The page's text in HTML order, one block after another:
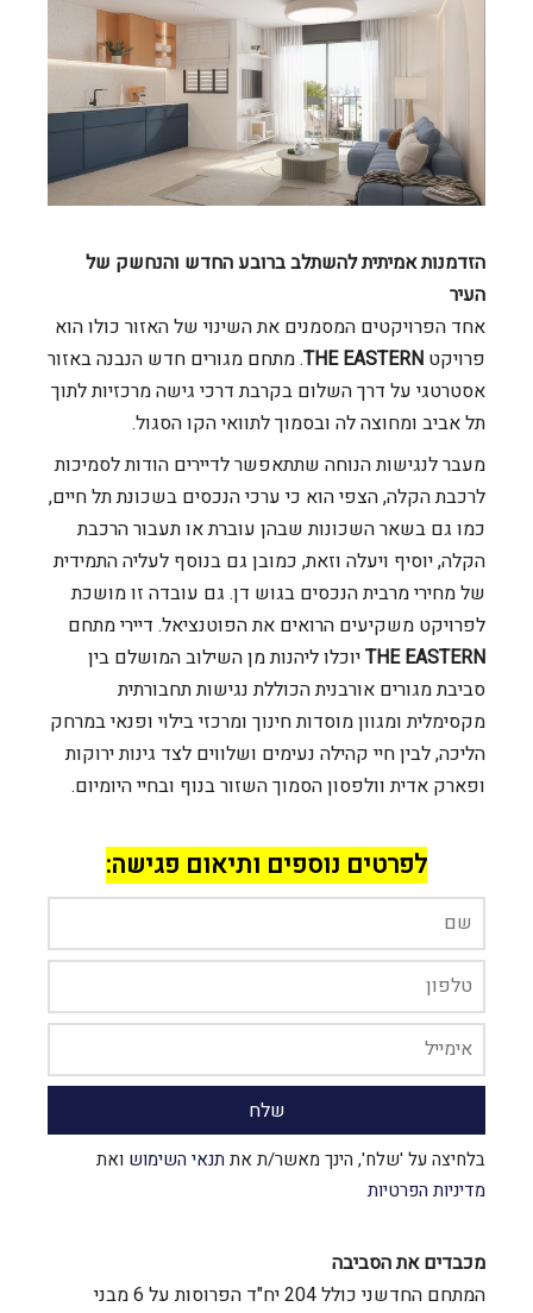
הזדמנות אמיתית להשתלב ברובע החדש והנחשק של
העיר
אחד הפרויקטים המסמנים את השינוי של האזור כולו הוא
פרויקט THE EASTERN. מתחם מגורים חדש הנבנה באזור
אסטרטגי על דרך השלום בקרבת דרכי גישה מרכזיות לתוך
תל אביב ומחוצה לה ובסמוך לתוואי הקו הסגול.
מעבר לנגישות הנוחה שתתאפשר לדיירים הודות לסמיכות
לרכבת הקלה, הצפי הוא כי ערכי הנכסים בשכונת תל חיים,
כמו גם בשאר השכונות שבהן עוברת או תעבור הרכבת
הקלה, יוסיף ויעלה וזאת, כמובן גם בנוסף לעליה התמידית
של מחירי מרבית הנכסים בגוש דן. גם עובדה זו מושכת
לפרויקט משקיעים הרואים את הפוטנציאל. דיירי מתחם
THE EASTERNיוכלו ליהנות מן השילוב המושלם בין
סביבת מגורים אורבנית הכוללת נגישות תחבורתית
מקסימלית ומגוון מוסדות חינוך ומרכזי בילוי ופנאי במרחק
הליכה, לבין חיי קהילה נעימים ושלווים לצד גינות ירוקות
ופארק אדית וולפסוןהסמוך השזור בנוף ובחיי היומיום.
לפרטים נוספים ותיאום פגישה:
בלחיצה על 'שלח', הינך מאשר/ת את תנאי השימוש ואת
מדיניות הפרטיות
מכבדים את הסביבה
המתחם החדשני כולל 204 יח"ד הפרוסות על 6 מבני